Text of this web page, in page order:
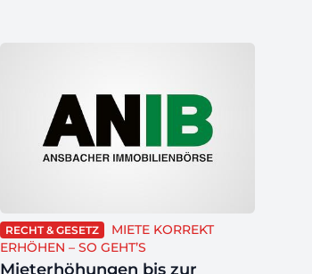
RECHT & GESETZ
MIETE KORREKT
ERHÖHEN – SO GEHT’S
Mieterhöhungen bis zur